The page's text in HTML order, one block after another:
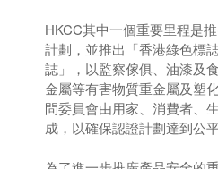
HKCC其中一個重要里程是
計劃，並推出「香港綠色標
誌」，以監察傢俱、油漆及
金屬等有害物質重金屬及塑
問委員會由用家、消費者、
成，以確保認證計劃達到公